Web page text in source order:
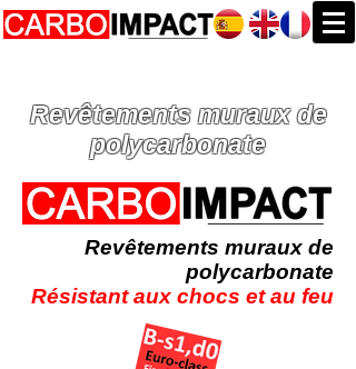
Revêtements muraux de
polycarbonate
Revêtements muraux de
polycarbonate
Résistant aux chocs et au feu